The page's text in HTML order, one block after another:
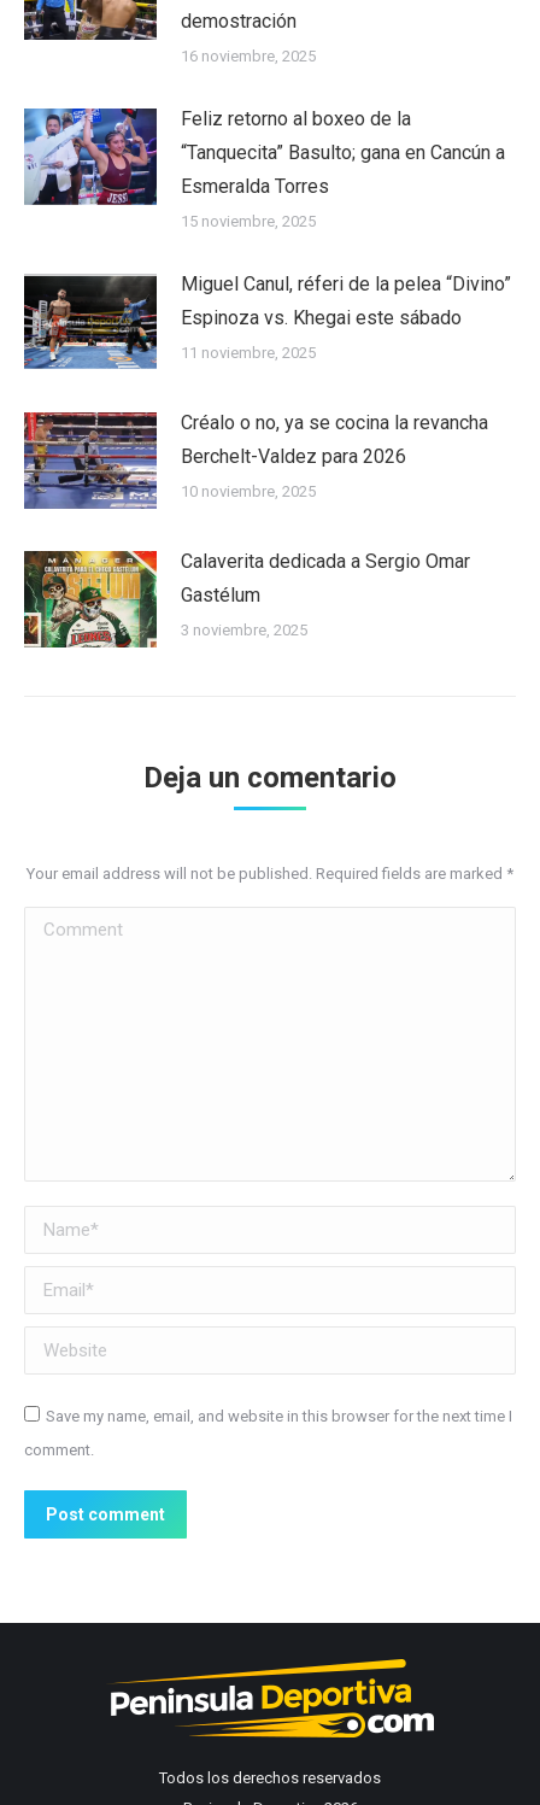
demostración
16 noviembre, 2025
Feliz retorno al boxeo de la
“Tanquecita” Basulto; gana en Cancún a
Esmeralda Torres
15 noviembre, 2025
Miguel Canul, réferi de la pelea “Divino”
Espinoza vs. Khegai este sábado
11 noviembre, 2025
Créalo o no, ya se cocina la revancha
Berchelt-Valdez para 2026
10 noviembre, 2025
Calaverita dedicada a Sergio Omar
Gastélum
3 noviembre, 2025
Deja un comentario
Your email address will not be published. Required fields are marked *
Comment
Name *
Email *
Website
Save my name, email, and website in this browser for the next time I
comment.
Post comment
Todos los derechos reservados